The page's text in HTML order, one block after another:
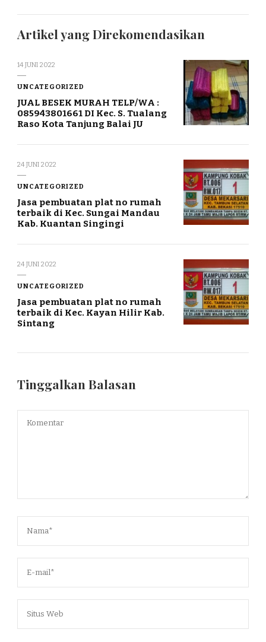
Artikel yang Direkomendasikan
14 JUNI 2022
UNCATEGORIZED
JUAL BESEK MURAH TELP/WA :
085943801661 DI Kec. S. Tualang
Raso Kota Tanjung Balai JU
24 JUNI 2022
UNCATEGORIZED
Jasa pembuatan plat no rumah
terbaik di Kec. Sungai Mandau
Kab. Kuantan Singingi
24 JUNI 2022
UNCATEGORIZED
Jasa pembuatan plat no rumah
terbaik di Kec. Kayan Hilir Kab.
Sintang
Tinggalkan Balasan